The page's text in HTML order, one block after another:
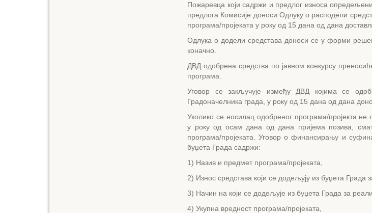
Пожаревца који садржи и предлог износа
предлога Комисије доноси Одлуку о расподели
програма/пројеката у року од 15 дана од дана
Одлука о додели средстава доноси се у форми
коначно.
ДВД одобрена средства по јавном конкурсу
програма.
Уговор се закључује између ДВД којима се
Градоначелника града, у року од 15 дана од дана
Уколико се носилац одобреног програма/пројекта
у року од осам дана од дана пријема позива,
програма/пројеката. Уговор о финансирању и
буџета Града садржи:
1) Назив и предмет програма/пројеката,
2) Износ средстава који се додељују из буџета Града
3) Начин на који се додељује из буџета Града за
4) Укупна вредност програма/пројеката,